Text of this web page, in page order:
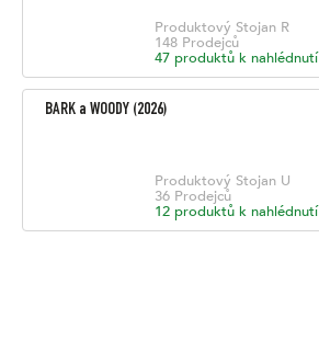
Produktový Stojan R
148 Prodejců
47 produktů k nahlédnutí
BARK a WOODY (2026)
Produktový Stojan U
36 Prodejců
12 produktů k nahlédnutí